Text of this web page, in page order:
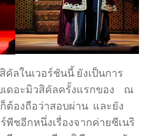
ลในเวอร์ชันนี้ ยังเป็นการ
เดอะมิวสิคัลครั้งแรกของ ณ
ต้องถือว่าสอบผ่าน และยัง
พีชอีกหนึ่งเรื่องจากค่ายซีเนริ